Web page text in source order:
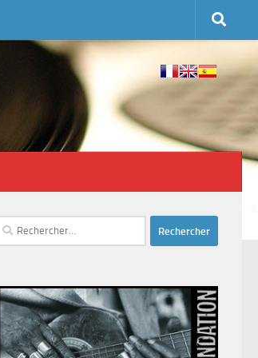
Rechercher :